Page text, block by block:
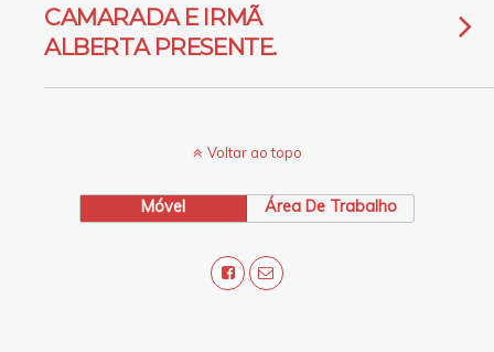
CAMARADA E IRMÃ
ALBERTA PRESENTE.
Voltar ao topo
Móvel Área De Trabalho